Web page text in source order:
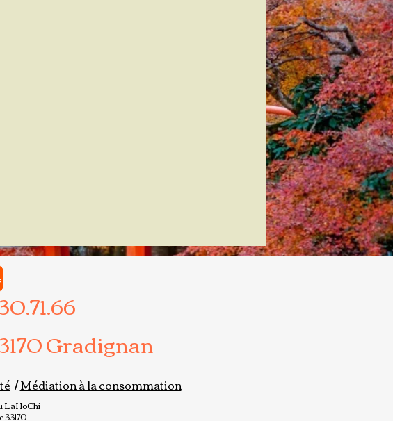
Gradignan
/Médiation à la consommation
LaHoChi
33170